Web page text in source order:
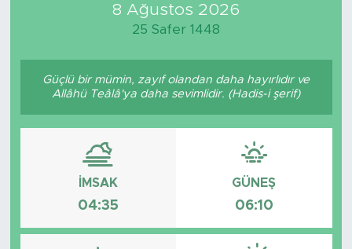
8 Ağustos 2026
25 Safer 1448
Güçlü bir mümin, zayıf olandan daha hayırlıdır ve
Allâhü Teâlâ'ya daha sevimlidir. (Hadis-i şerif)
İMSAK
04:35
GÜNEŞ
06:10